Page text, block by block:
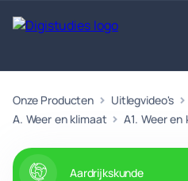
Exacte
vakken
Geen
vakken.
Taalvakken
vakken.
Onze Producten Uitlegvideo's
A. Weer en klimaat
A1. Weer en
Aardrijkskunde